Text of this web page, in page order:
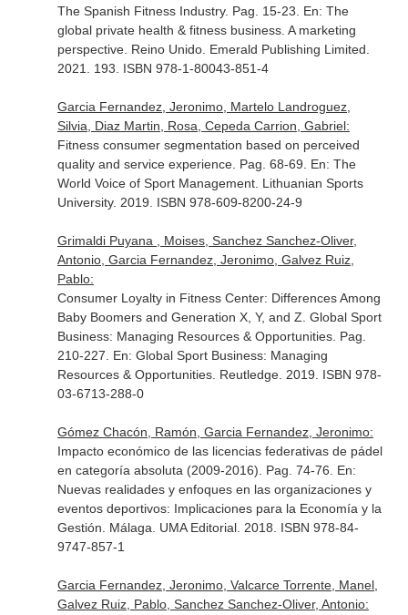
The Spanish Fitness Industry. Pag. 15-23. En: The
global private health & fitness business. A marketing
perspective. Reino Unido. Emerald Publishing Limited.
2021. 193. ISBN 978-1-80043-851-4
Garcia Fernandez, Jeronimo, Martelo Landroguez,
Silvia, Diaz Martin, Rosa, Cepeda Carrion, Gabriel:
Fitness consumer segmentation based on perceived
quality and service experience. Pag. 68-69. En: The
World Voice of Sport Management. Lithuanian Sports
University. 2019. ISBN 978-609-8200-24-9
Grimaldi Puyana , Moises, Sanchez Sanchez-Oliver,
Antonio, Garcia Fernandez, Jeronimo, Galvez Ruiz,
Pablo:
Consumer Loyalty in Fitness Center: Differences Among
Baby Boomers and Generation X, Y, and Z. Global Sport
Business: Managing Resources & Opportunities. Pag.
210-227. En: Global Sport Business: Managing
Resources & Opportunities. Reutledge. 2019. ISBN 978-
03-6713-288-0
Gómez Chacón, Ramón, Garcia Fernandez, Jeronimo:
Impacto económico de las licencias federativas de pádel
en categoría absoluta (2009-2016). Pag. 74-76. En:
Nuevas realidades y enfoques en las organizaciones y
eventos deportivos: Implicaciones para la Economía y la
Gestión . Málaga. UMA Editorial. 2018. ISBN 978-84-
9747-857-1
Garcia Fernandez, Jeronimo, Valcarce Torrente, Manel,
Galvez Ruiz, Pablo, Sanchez Sanchez-Oliver, Antonio: